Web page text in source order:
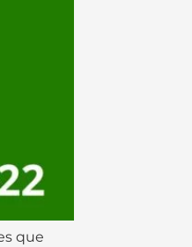
que